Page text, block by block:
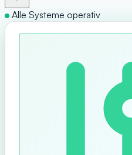
Alle Systeme operativ